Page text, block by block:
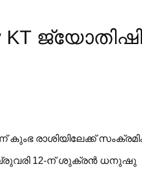
KT ജ്യോതിഷി
രാശിയിലേക്ക്
12-ന് ശുക്രൻ ധനുഷു